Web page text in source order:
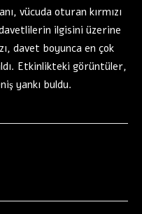
vücuda oturan kırmızı
ilgisini üzerine
davet boyunca en çok
Etkinlikteki görüntüler,
yankı buldu.